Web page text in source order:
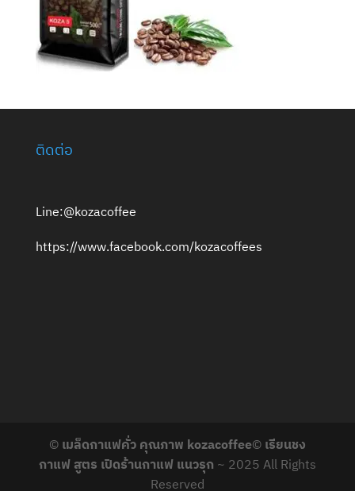
ติดต่อ
Line:@kozacoffee
https://www.facebook.com/kozacoffees
© เมล็ดกาแฟคั่ว คุณภาพ kozacoffee© เรียนชง
กาแฟ สูตร เปิดร้านกาแฟ แนวรุก ~ 2025 All Rights
Reserved